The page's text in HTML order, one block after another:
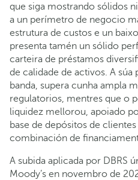
que siga mostrando sólidos
a un perímetro de negocio
estrutura de custos e un
presenta tamén un sólido
carteira de préstamos
de calidade de activos. A
banda, supera cunha ampla
regulatorios, mentres que o
liquidez mellorou, apoiado
base de depósitos de
combinación de
A subida aplicada por DBRS
Moody’s en novembro de